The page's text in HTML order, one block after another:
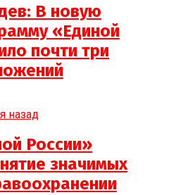
В новую
«Единой
почти три
назад
России»
значимых